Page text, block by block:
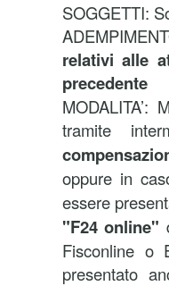
SOGGETTI:
relativi alle
precedente
MODALITA’:
tramite
oppure in
essere
"F24 online"
Fisconline o
presentato